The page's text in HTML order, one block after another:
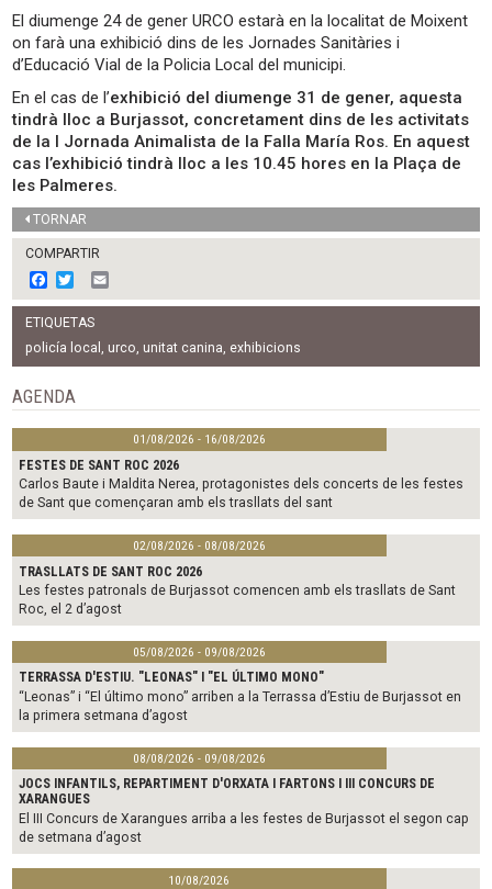
El diumenge 24 de gener URCO estarà en la localitat de Moixent
on farà una exhibició dins de les Jornades Sanitàries i
d’Educació Vial de la Policia Local del municipi.
En el cas de l’exhibició del diumenge 31 de gener, aquesta
tindrà lloc a Burjassot, concretament dins de les activitats
de la I Jornada Animalista de la Falla María Ros. En aquest
cas l’exhibició tindrà lloc a les 10.45 hores en la Plaça de
les Palmeres.
TORNAR
COMPARTIR
F
a
c
e
b
o
o
k
w
i
t
t
e
m
l
ETIQUETAS
policía local , urco, unitat canina, exhibicions
AGENDA
01/08/2026 - 16/08/2026
FESTES DE SANT ROC 2026
Carlos Baute i Maldita Nerea, protagonistes dels concerts de les festes
de Sant que començaran amb els trasllats del sant
02/08/2026 - 08/08/2026
TRASLLATS DE SANT ROC 2026
Les festes patronals de Burjassot comencen amb els trasllats de Sant
Roc, el 2 d’agost
05/08/2026 - 09/08/2026
TERRASSA D'ESTIU. "LEONAS" I "EL ÚLTIMO MONO"
“Leonas” i “El último mono” arriben a la Terrassa d’Estiu de Burjassot en
la primera setmana d’agost
08/08/2026 - 09/08/2026
JOCS INFANTILS, REPARTIMENT D'ORXATA I FARTONS I III CONCURS DE
XARANGUES
El III Concurs de Xarangues arriba a les festes de Burjassot el segon cap
de setmana d’agost
10/08/2026